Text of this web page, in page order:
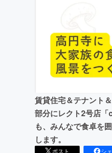
賃貸住宅＆テナント
部分にレクト2号店
も、みんなで食卓を
します。
ポスト シ